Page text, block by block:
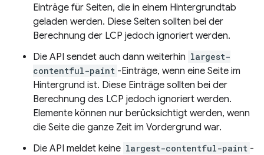
Einträge für Seiten, die in einem Hintergrundtab
geladen werden. Diese Seiten sollten bei der
Berechnung der LCP jedoch ignoriert werden.
Die API sendet auch dann weiterhin largest-
contentful-paint -Einträge, wenn eine Seite im
Hintergrund ist. Diese Einträge sollten bei der
Berechnung des LCP jedoch ignoriert werden.
Elemente können nur berücksichtigt werden, wenn
die Seite die ganze Zeit im Vordergrund war.
Die API meldet keine largest-contentful-paint -